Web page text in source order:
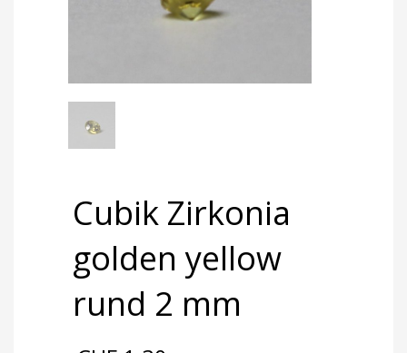
Cubik Zirkonia
golden yellow
rund 2 mm